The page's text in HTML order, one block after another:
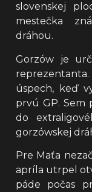
slovenskej
mestečka
dráhou.
Gorzów je
úspech, keď
prvú GP. Sem
do
gorzówskej
Pre Maťa
apríla utrpel
páde počas